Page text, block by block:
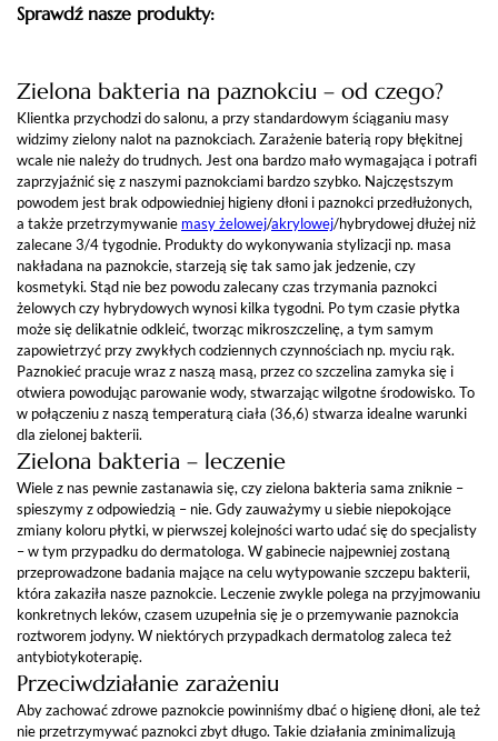
Sprawdź nasze produkty:
Zielona bakteria na paznokciu – od czego?
Klientka przychodzi do salonu, a przy standardowym ściąganiu masy
widzimy zielony nalot na paznokciach. Zarażenie baterią ropy błękitnej
wcale nie należy do trudnych. Jest ona bardzo mało wymagająca i potrafi
zaprzyjaźnić się z naszymi paznokciami bardzo szybko. Najczęstszym
powodem jest brak odpowiedniej higieny dłoni i paznokci przedłużonych,
a także przetrzymywanie masy żelowej/akrylowej/hybrydowej dłużej niż
zalecane 3/4 tygodnie. Produkty do wykonywania stylizacji np. masa
nakładana na paznokcie, starzeją się tak samo jak jedzenie, czy
kosmetyki. Stąd nie bez powodu zalecany czas trzymania paznokci
żelowych czy hybrydowych wynosi kilka tygodni. Po tym czasie płytka
może się delikatnie odkleić, tworząc mikroszczelinę, a tym samym
zapowietrzyć przy zwykłych codziennych czynnościach np. myciu rąk.
Paznokieć pracuje wraz z naszą masą, przez co szczelina zamyka się i
otwiera powodując parowanie wody, stwarzając wilgotne środowisko. To
w połączeniu z naszą temperaturą ciała (36,6) stwarza idealne warunki
dla zielonej bakterii.
Zielona bakteria – leczenie
Wiele z nas pewnie zastanawia się, czy zielona bakteria sama zniknie –
spieszymy z odpowiedzią – nie. Gdy zauważymy u siebie niepokojące
zmiany koloru płytki, w pierwszej kolejności warto udać się do specjalisty
– w tym przypadku do dermatologa. W gabinecie najpewniej zostaną
przeprowadzone badania mające na celu wytypowanie szczepu bakterii,
która zakaziła nasze paznokcie. Leczenie zwykle polega na przyjmowaniu
konkretnych leków, czasem uzupełnia się je o przemywanie paznokcia
roztworem jodyny. W niektórych przypadkach dermatolog zaleca też
antybiotykoterapię.
Przeciwdziałanie zarażeniu
Aby zachować zdrowe paznokcie powinniśmy dbać o higienę dłoni, ale też
nie przetrzymywać paznokci zbyt długo. Takie działania zminimalizują